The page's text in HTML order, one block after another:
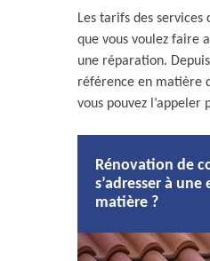
Les tarifs des services
que vous voulez faire
une réparation.
référence en matière
vous pouvez l’appeler
Rénovation de
s’adresser à
matière ?